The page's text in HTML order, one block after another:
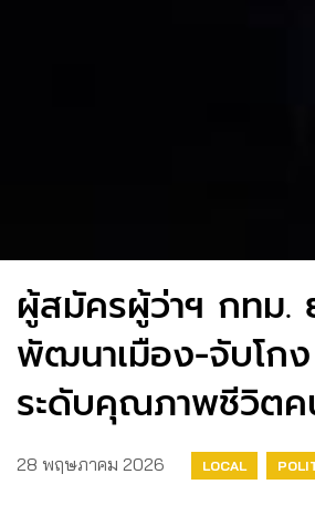
ผู้สมัครผู้ว่าฯ กทม.
พัฒนาเมือง-จับโก
ระดับคุณภาพชีวิต
28 พฤษภาคม 2026 LOCAL